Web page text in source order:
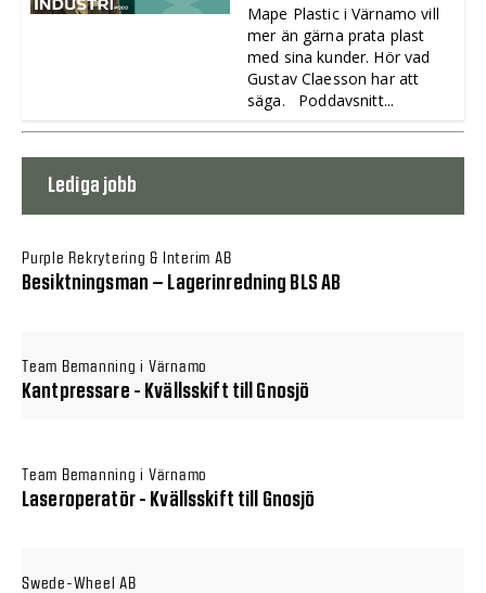
Mape Plastic i Värnamo vill
mer än gärna prata plast
med sina kunder. Hör vad
Gustav Claesson har att
säga. Poddavsnitt...
Lediga jobb
Purple Rekrytering & Interim AB
Besiktningsman – Lagerinredning BLS AB
Team Bemanning i Värnamo
Kantpressare - Kvällsskift till Gnosjö
Team Bemanning i Värnamo
Laseroperatör - Kvällsskift till Gnosjö
Swede-Wheel AB